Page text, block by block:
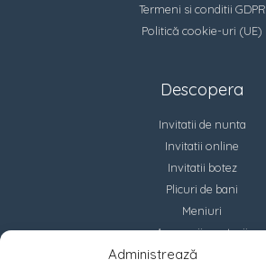
Administrează
Termeni si conditii GDPR
Politică cookie-uri (UE)
Descopera
Invitatii de nunta
Invitatii online
Invitatii botez
Plicuri de bani
Meniuri
Accesorii marturii
Contact